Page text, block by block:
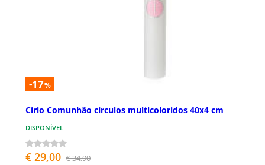
-17%
Círio Comunhão círculos multicoloridos 40x4 cm
DISPONÍVEL
€ 29,00 € 34,90